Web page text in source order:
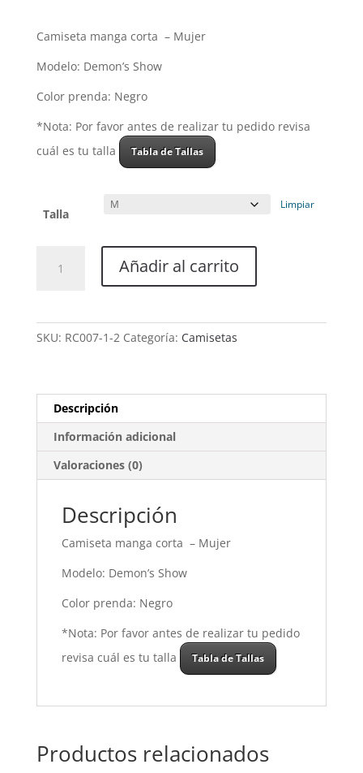
Camiseta manga corta – Mujer
Modelo: Demon’s Show
Color prenda: Negro
*Nota: Por favor antes de realizar tu pedido revisa
cuál es tu talla
Tabla de Tallas
Talla
Limpiar
Mujer
cantidad
Añadir al carrito
SKU: RC007-1-2 Categoría: Camisetas
Descripción
Información adicional
Valoraciones (0)
Descripción
Camiseta manga corta – Mujer
Modelo: Demon’s Show
Color prenda: Negro
*Nota: Por favor antes de realizar tu pedido
revisa cuál es tu talla
Tabla de Tallas
Productos relacionados